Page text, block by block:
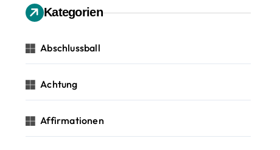
n
n
c
Kategorien
Abschlussball
Achtung
Affirmationen